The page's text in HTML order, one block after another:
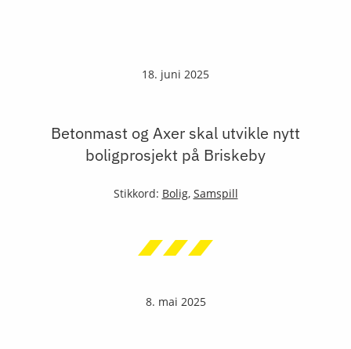
18. juni 2025
Betonmast og Axer skal utvikle nytt
boligprosjekt på Briskeby
Stikkord: Bolig, Samspill
8. mai 2025